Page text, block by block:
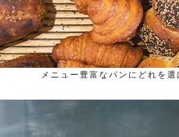
メニュー豊富なパンにどれを